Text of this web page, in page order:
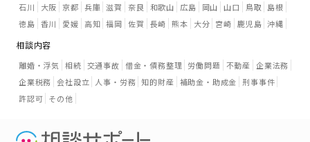
石川
大阪 京都 兵庫 滋賀 奈良 和歌山 広島 岡山 山口 鳥取
島根
徳島 香川 愛媛 高知 福岡 佐賀 長崎 熊本 大分 宮崎 鹿児島 沖縄
相談内容
離婚・浮気 相続 交通事故 借金・債務整理 労働問題 不動産 企業法務
企業税務 会社設立 人事・労務 知的財産 補助金・助成金 刑事事件
許認可 その他